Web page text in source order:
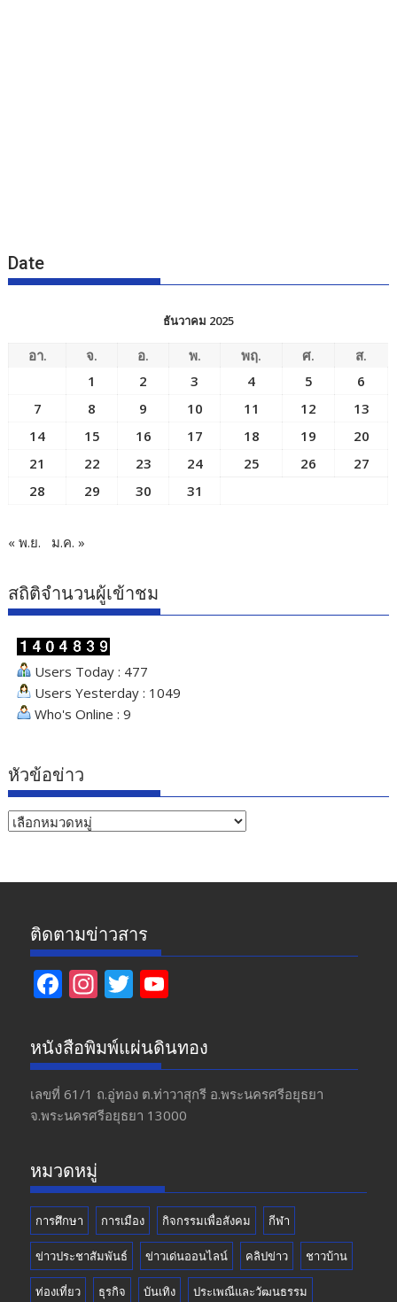
Date
ธันวาคม 2025
อา. จ. อ. พ. พฤ. ศ.
ส.
1
2 3 4 5
6
7
8 9 10 11 12
13
14
15 16 17 18 19
20
21
22 23 24 25 26
27
28
29 30 31
« พ.ย. ม.ค. »
สถิติจำนวนผู้เข้าชม
Users Today : 477
Users Yesterday : 1049
Who's Online : 9
หัวข้อข่าว
หัวข้อ
ติดตามข่าวสาร
F
e
b
o
o
In
a
gr
a
m
T
itt
er
u
T
u
b
หนังสือพิมพ์แผ่นดินทอง
เลขที่ 61/1 ถ.อู่ทอง​ ต.​ท่าวาสุกรี​ อ.พระนครศรีอยุธยา​
จ.พระนครศรีอยุธยา 13000
หมวดหมู่
การศึกษา การเมือง กิจกรรมเพื่อสังคม กีฬา
ข่าวประชาสัมพันธ์ ข่าวเด่นออนไลน์ คลิปข่าว ชาวบ้าน
ท่องเที่ยว ธุรกิจ บันเทิง ประเพณีและวัฒนธรรม